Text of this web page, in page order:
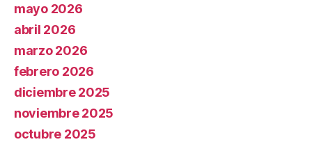
mayo 2026
abril 2026
marzo 2026
febrero 2026
diciembre 2025
noviembre 2025
octubre 2025